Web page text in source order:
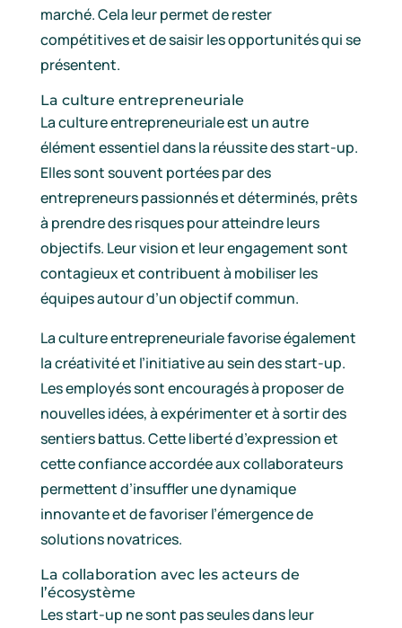
marché. Cela leur permet de rester
compétitives et de saisir les opportunités qui se
présentent.
La culture entrepreneuriale
La culture entrepreneuriale est un autre
élément essentiel dans la réussite des start-up.
Elles sont souvent portées par des
entrepreneurs passionnés et déterminés, prêts
à prendre des risques pour atteindre leurs
objectifs. Leur vision et leur engagement sont
contagieux et contribuent à mobiliser les
équipes autour d’un objectif commun.
La culture entrepreneuriale favorise également
la créativité et l’initiative au sein des start-up.
Les employés sont encouragés à proposer de
nouvelles idées, à expérimenter et à sortir des
sentiers battus. Cette liberté d’expression et
cette confiance accordée aux collaborateurs
permettent d’insuffler une dynamique
innovante et de favoriser l’émergence de
solutions novatrices.
La collaboration avec les acteurs de
l’écosystème
Les start-up ne sont pas seules dans leur